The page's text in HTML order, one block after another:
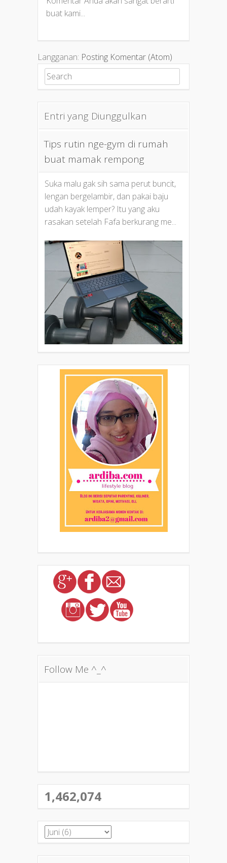
buat kami...
Langganan: Posting Komentar (Atom)
Search for:
Entri yang Diunggulkan
Tips rutin nge-gym di rumah
buat mamak rempong
Suka malu gak sih sama perut buncit,
lengan bergelambir, dan pakai baju
udah kayak lemper? Itu yang aku
rasakan setelah Fafa berkurang me...
Follow Me ^_^
1,462,074